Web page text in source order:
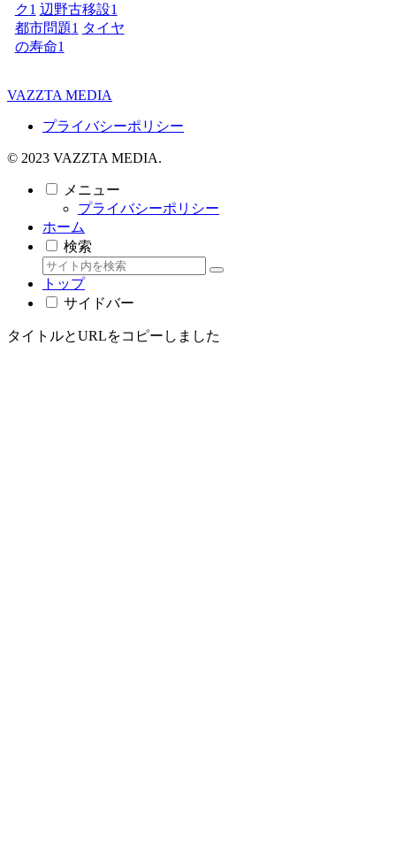
ク1 辺野古移設1
都市問題1 タイヤ
の寿命1
VAZZTA MEDIA
プライバシーポリシー
© 2023 VAZZTA MEDIA.
メニュー
プライバシーポリシー
ホーム
検索
トップ
サイドバー
タイトルとURLをコピーしました